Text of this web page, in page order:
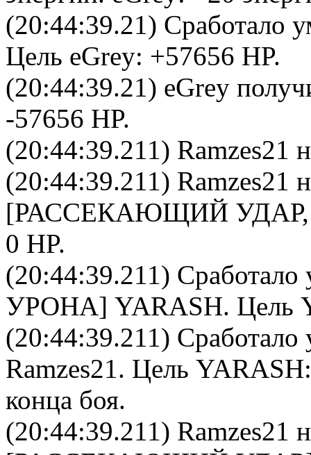
(20:44:39.21) Сработало
Цель eGrey: +57656 HP.
(20:44:39.21) eGrey
-57656 HP.
(20:44:39.211) Ramzes21
(20:44:39.211) Ramzes21
[РАССЕКАЮЩИЙ
0 HP.
(20:44:39.211) Сработало
УРОНА] YARASH. Цель
(20:44:39.211) Сработало
Ramzes21 . Цель YARASH
конца боя.
(20:44:39.211) Ramzes21